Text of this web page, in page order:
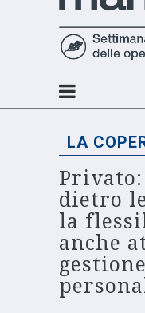
LA
dietro
la
anche